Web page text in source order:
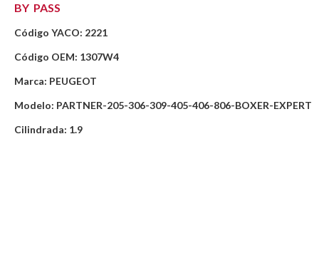
BY PASS
Código YACO: 2221
Código OEM: 1307W4
Marca: PEUGEOT
Modelo: PARTNER-205-306-309-405-406-806-BOXER-EXPERT
Cilindrada: 1.9